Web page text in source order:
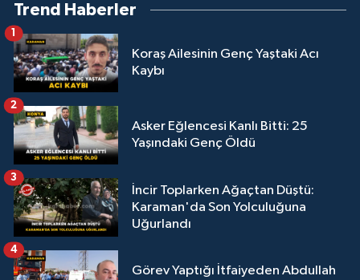
Trend Haberler
Koraş Ailesinin Genç Yaştaki Acı
Kaybı
1
Asker Eğlencesi Kanlı Bitti: 25
Yaşındaki Genç Öldü
2
İncir Toplarken Ağaçtan Düştü:
Karaman'da Son Yolculuğuna
Uğurlandı
3
Görev Yaptığı İtfaiyeden Abdullah
4